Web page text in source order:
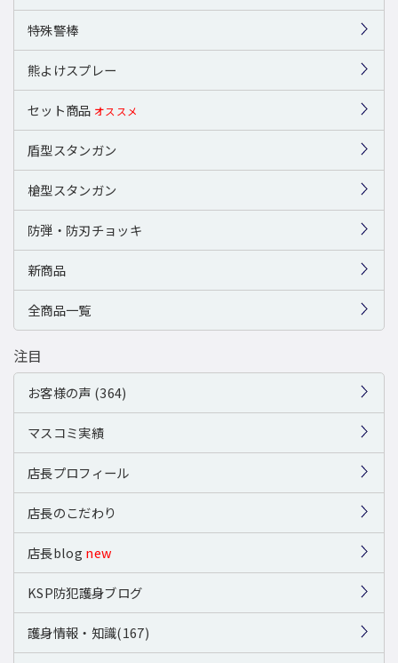
特殊警棒
熊よけスプレー
セット商品 オススメ
盾型スタンガン
槍型スタンガン
防弾・防刃チョッキ
新商品
全商品一覧
注目
お客様の声 (364)
マスコミ実績
店長プロフィール
店長のこだわり
店長blog new
KSP防犯護身ブログ
護身情報・知識(167)